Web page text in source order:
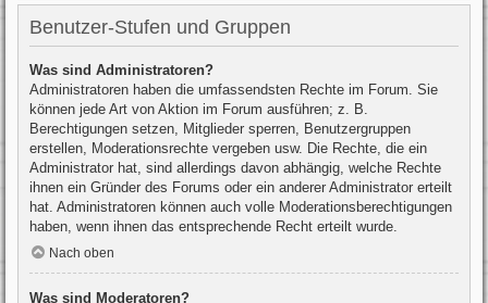
Benutzer-Stufen und Gruppen
Was sind Administratoren?
Administratoren haben die umfassendsten Rechte im Forum. Sie
können jede Art von Aktion im Forum ausführen; z. B.
Berechtigungen setzen, Mitglieder sperren, Benutzergruppen
erstellen, Moderationsrechte vergeben usw. Die Rechte, die ein
Administrator hat, sind allerdings davon abhängig, welche Rechte
ihnen ein Gründer des Forums oder ein anderer Administrator erteilt
hat. Administratoren können auch volle Moderationsberechtigungen
haben, wenn ihnen das entsprechende Recht erteilt wurde.
Nach oben
Was sind Moderatoren?